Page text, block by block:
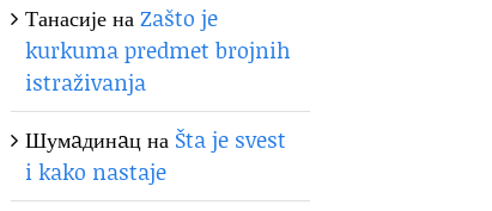
ТанасијенаZašto je
kurkuma predmet brojnih
istraživanja
Шумaдинaцна Šta je svest
i kako nastaje